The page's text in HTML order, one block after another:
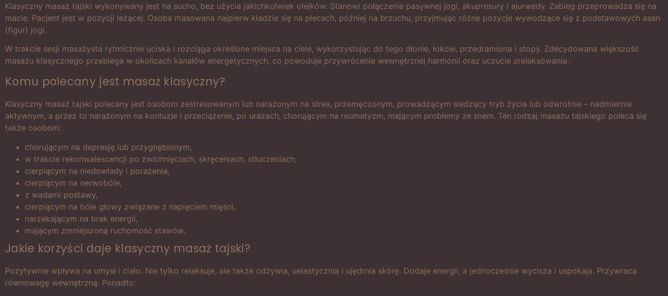
Klasyczny masaż tajski wykonywany jest na sucho, bez użycia jakichkolwiek olejków. Stanowi połączenie pasywnej jogi, akupresury i ajurwedy. Zabieg przeprowadza się na
macie. Pacjent jest w pozycji leżącej. Osoba masowana najpierw kładzie się na plecach, później na brzuchu, przyjmując różne pozycje wywodzące się z podstawowych asan
(figur) jogi.
W trakcie sesji masażysta rytmicznie uciska i rozciąga określone miejsca na ciele, wykorzystując do tego dłonie, łokcie, przedramiona i stopy. Zdecydowana większość
masażu klasycznego przebiega w okolicach kanałów energetycznych, co powoduje przywrócenie wewnętrznej harmonii oraz uczucie zrelaksowania.
Komu polecany jest masaż klasyczny?
Klasyczny masaż tajski polecany jest osobom zestresowanym lub narażonym na stres, przemęczonym, prowadzącym siedzący tryb życia lub odwrotnie – nadmiernie
aktywnym, a przez to narażonym na kontuzje i przeciążenie, po urazach, chorującym na reumatyzm, mającym problemy ze snem. Ten rodzaj masażu tajskiego poleca się
także osobom:
chorującym na depresję lub przygnębionym,
w trakcie rekonwalescencji po zwichnięciach, skręceniach, stłuczeniach,
cierpiącym na niedowłady i porażenia,
cierpiącym na nerwobóle,
z wadami postawy,
cierpiącym na bóle głowy związane z napięciem mięśni,
narzekającym na brak energii,
mającym zmniejszoną ruchomość stawów.
Jakie korzyści daje klasyczny masaż tajski?
Pozytywnie wpływa na umysł i ciało. Nie tylko relaksuje, ale także odżywia, uelastycznia i ujędrnia skórę. Dodaje energii, a jednocześnie wycisza i uspokaja. Przywraca
równowagę wewnętrzną. Ponadto: